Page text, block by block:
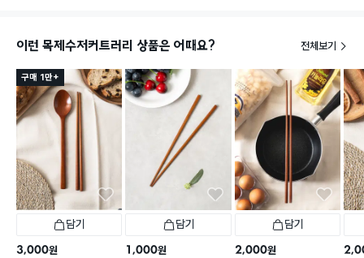
이런 목제수저커트러리 상품은 어때요? 전체보기
구매 1만+
담기
3,000원
담기
1,000원
담기
2,000원